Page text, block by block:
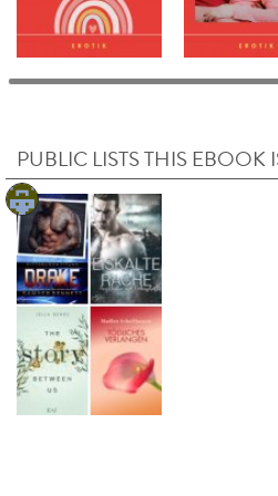
PUBLIC LISTS THIS EBOOK